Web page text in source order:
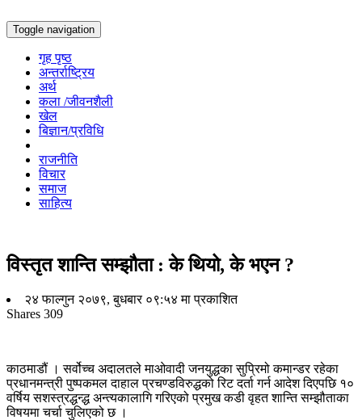
Toggle navigation
गृह पृष्ठ
अन्तर्राष्ट्रिय
अर्थ
कला /जीवनशैली
खेल
बिज्ञान/प्रविधि
राजनीति
विचार
समाज
साहित्य
विस्तृत शान्ति सम्झौता : के थियो, के भएन ?
२४ फाल्गुन २०७९, बुधबार ०९:५४ मा प्रकाशित
Shares 309
काठमाडौं । सर्वोच्च अदालतले माओवादी जनयुद्धका सुप्रिमो कमान्डर रहेका
प्रधानमन्त्री पुष्पकमल दाहाल प्रचण्डविरुद्धको रिट दर्ता गर्न आदेश दिएपछि १०
वर्षिय सशस्त्रद्धन्द्ध अन्त्यकालागि गरिएको प्रमुख कडी वृहत शान्ति सम्झौताका
विषयमा चर्चा चुलिएको छ ।